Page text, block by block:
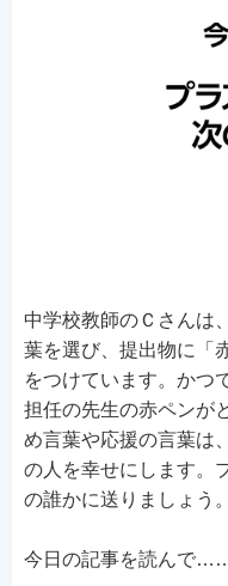
中学校教師のＣさんは
葉を選び、提出物に「
をつけています。かつ
担任の先生の赤ペンが
め言葉や応援の言葉は
の人を幸せにします。
の誰かに送りましょう。
今日の記事を読んで